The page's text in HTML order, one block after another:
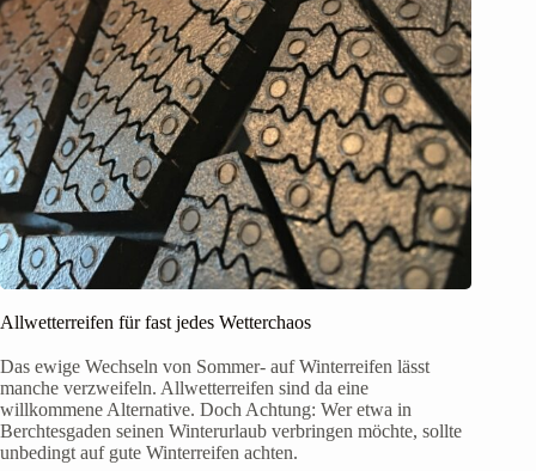
Allwetterreifen für fast jedes Wetterchaos
Das ewige Wechseln von Sommer- auf Winterreifen lässt
manche verzweifeln. Allwetterreifen sind da eine
willkommene Alternative. Doch Achtung: Wer etwa in
Berchtesgaden seinen Winterurlaub verbringen möchte, sollte
unbedingt auf gute Winterreifen achten.